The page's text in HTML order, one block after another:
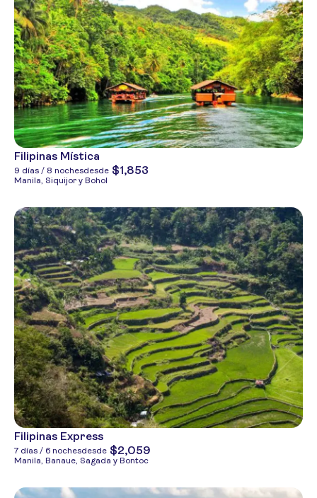
Filipinas Mística
9 días / 8 nochesdesde $1,853
Manila, Siquijor y Bohol
Filipinas Express
7 días / 6 nochesdesde $2,059
Manila, Banaue, Sagada y Bontoc